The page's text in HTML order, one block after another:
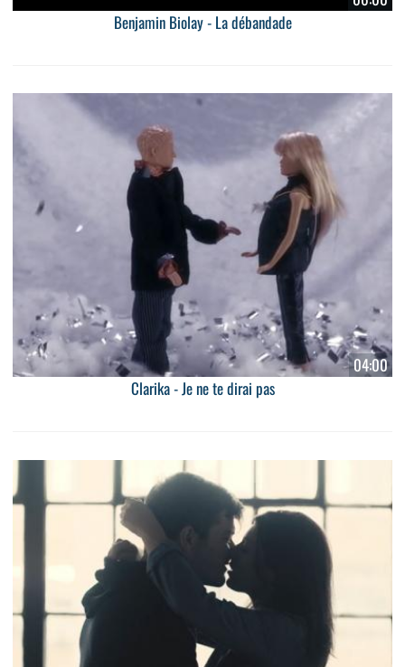
Benjamin Biolay - La débandade
04:00
Clarika - Je ne te dirai pas